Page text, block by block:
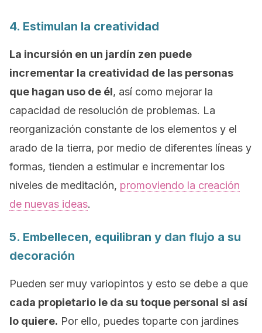
4. Estimulan la creatividad
La incursión en un jardín zen puede
incrementar la creatividad de las personas
que hagan uso de él, así como mejorar la
capacidad de resolución de problemas. La
reorganización constante de los elementos y el
arado de la tierra, por medio de diferentes líneas y
formas, tienden a estimular e incrementar los
niveles de meditación, promoviendo la creación
de nuevas ideas.
5. Embellecen, equilibran y dan flujo a su
decoración
Pueden ser muy variopintos y esto se debe a que
cada propietario le da su toque personal si así
lo quiere. Por ello, puedes toparte con jardines